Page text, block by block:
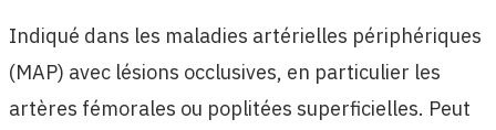
Indiqué dans les maladies artérielles périphériques
(MAP) avec lésions occlusives, en particulier les
artères fémorales ou poplitées superficielles. Peut